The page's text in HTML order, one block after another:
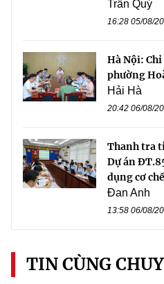
Trần Quý
16:28 05/08/
Hà Nội:
phường
Hải Hà
20:42 06/08/
Thanh tra
Dự án
dụng cơ
Đan Anh
13:58 06/08/
TIN CÙNG